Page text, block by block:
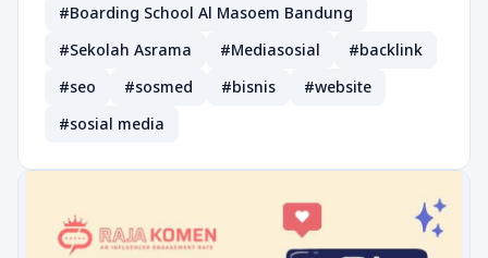
#Boarding School Al Masoem Bandung
#Sekolah Asrama
#Mediasosial
#backlink
#seo
#sosmed #bisnis
#website
#sosial media